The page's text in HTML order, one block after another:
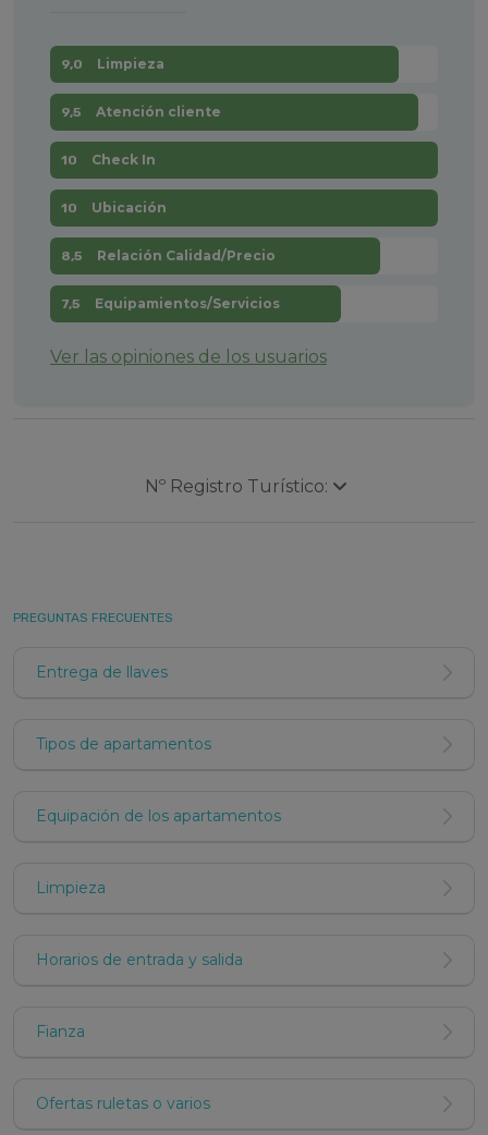
9,0 Limpieza
9,5 Atención cliente
10 Check In
10 Ubicación
8,5 Relación Calidad/Precio
7,5 Equipamientos/Servicios
Ver las opiniones de los usuarios
Nº Registro Turístico:
PREGUNTAS FRECUENTES
Entrega de llaves
Tipos de apartamentos
Equipación de los apartamentos
Limpieza
Horarios de entrada y salida
Fianza
Ofertas ruletas o varios